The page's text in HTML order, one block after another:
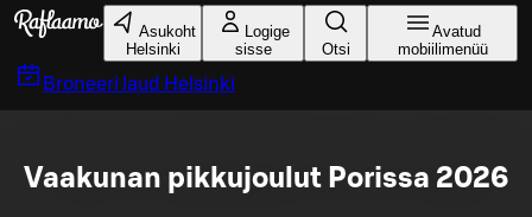
Liigu peamise sisu juurde
Asukoht
Helsinki
Logige
sisse
Otsi
Avatud
mobiilimenüü
Broneeri laud Helsinki
Vaakunan pikkujoulut Porissa 2026